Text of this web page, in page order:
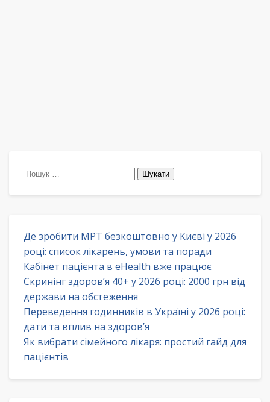
Пошук:
Де зробити МРТ безкоштовно у Києві у 2026
році: список лікарень, умови та поради
Кабінет пацієнта в eHealth вже працює
Скринінг здоров’я 40+ у 2026 році: 2000 грн від
держави на обстеження
Переведення годинників в Україні у 2026 році:
дати та вплив на здоров’я
Як вибрати сімейного лікаря: простий гайд для
пацієнтів